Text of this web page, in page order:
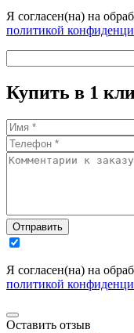
Я согласен(на) на
политикой
Купить в 1
Отправить
Я согласен(на) на
политикой
Оставить отзыв